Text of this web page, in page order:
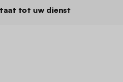
tot uw dienst